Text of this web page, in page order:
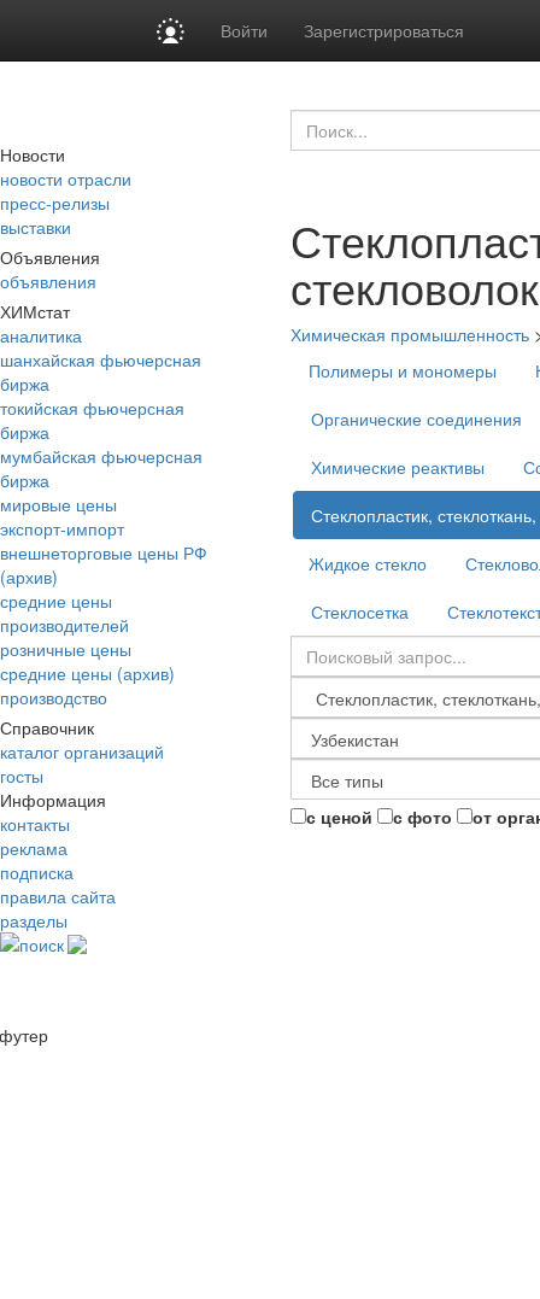
Войти Зарегистрироваться
Новости
новости отрасли
пресс-релизы
выставки
Объявления
объявления
ХИМстат
аналитика
шанхайская фьючерсная
биржа
токийская фьючерсная
биржа
мумбайская фьючерсная
биржа
мировые цены
экспорт-импорт
внешнеторговые цены РФ
(архив)
средние цены
производителей
розничные цены
средние цены (архив)
производство
Справочник
каталог организаций
госты
Информация
контакты
реклама
подписка
правила сайта
разделы
поиск
Химическая промышленность
Полимеры и мономеры
Органические соединения
Химические реактивы
Стеклопластик,
Жидкое стекло
Стеклосетка
с ценой с фото от
футер